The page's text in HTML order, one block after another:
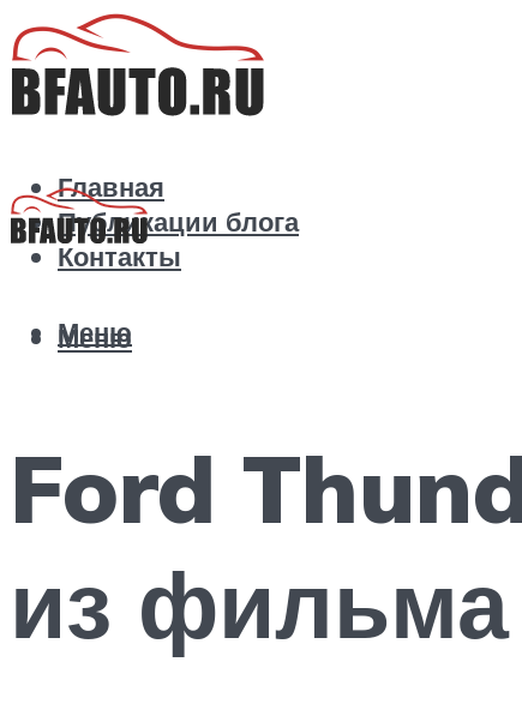
Главная
Публикации блога
Контакты
Меню
Меню
Ford
из